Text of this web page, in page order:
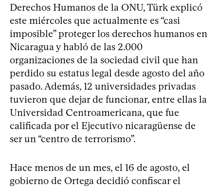
Derechos Humanos de la ONU, Türk explicó
este miércoles que actualmente es “casi
imposible” proteger los derechos humanos en
Nicaragua y habló de las 2.000
organizaciones de la sociedad civil que han
perdido su estatus legal desde agosto del año
pasado. Además, 12 universidades privadas
tuvieron que dejar de funcionar, entre ellas la
Universidad Centroamericana, que fue
calificada por el Ejecutivo nicaragüense de
ser un “centro de terrorismo”.
Hace menos de un mes, el 16 de agosto, el
gobierno de Ortega decidió confiscar el